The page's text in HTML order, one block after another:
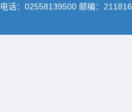
电话：02558139500 邮编：211816